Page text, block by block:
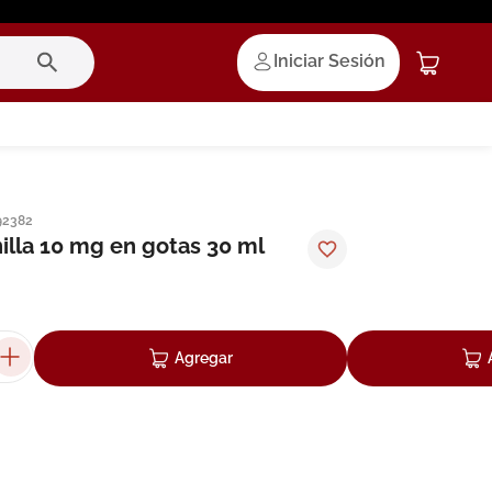
Iniciar Sesión
10 mg en gotas 30 ml
Agregar